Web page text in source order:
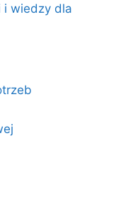
i wiedzy dla